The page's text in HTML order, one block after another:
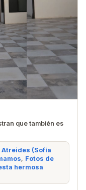
que también es
Atreides (Sofía
, Fotos de
hermosa